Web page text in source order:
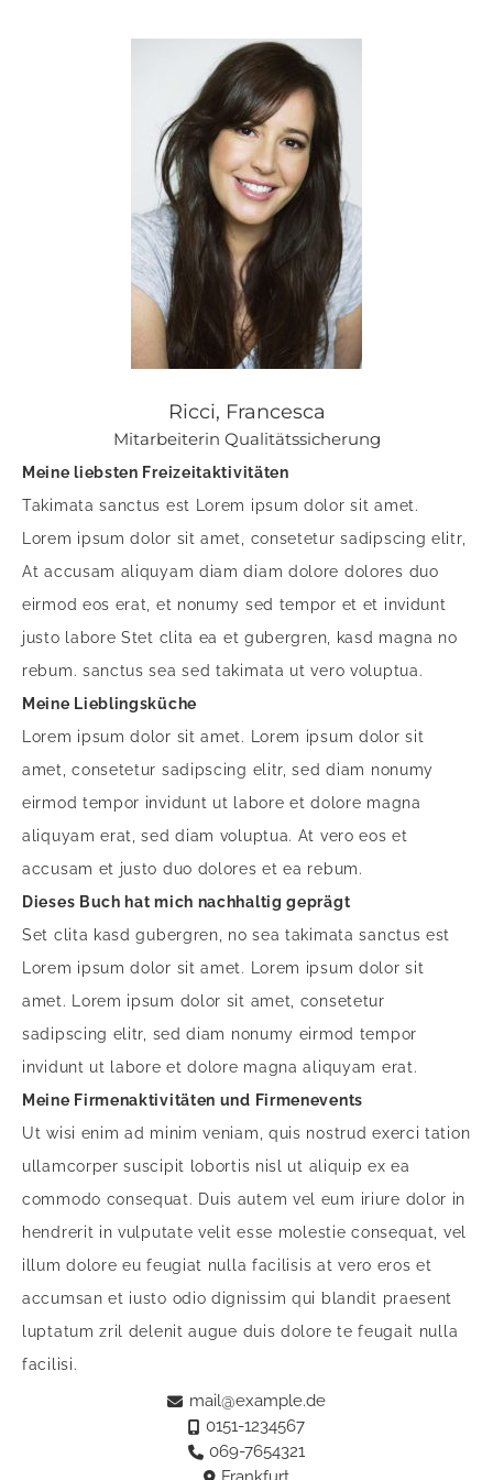
Ricci, Francesca
Mitarbeiterin Qualitätssicherung
0151-1234567
069-7654321
mail@example.de
Meine liebsten Freizeitaktivitäten
Takimata sanctus est Lorem ipsum dolor sit amet.
Lorem ipsum dolor sit amet, consetetur sadipscing elitr,
At accusam aliquyam diam diam dolore dolores duo
eirmod eos erat, et nonumy sed tempor et et invidunt
justo labore Stet clita ea et gubergren, kasd magna no
rebum. sanctus sea sed takimata ut vero voluptua.
Meine Lieblingsküche
Lorem ipsum dolor sit amet. Lorem ipsum dolor sit
amet, consetetur sadipscing elitr, sed diam nonumy
eirmod tempor invidunt ut labore et dolore magna
aliquyam erat, sed diam voluptua. At vero eos et
accusam et justo duo dolores et ea rebum.
Dieses Buch hat mich nachhaltig geprägt
Set clita kasd gubergren, no sea takimata sanctus est
Lorem ipsum dolor sit amet. Lorem ipsum dolor sit
amet. Lorem ipsum dolor sit amet, consetetur
sadipscing elitr, sed diam nonumy eirmod tempor
invidunt ut labore et dolore magna aliquyam erat.
Meine Firmenaktivitäten und Firmenevents
Ut wisi enim ad minim veniam, quis nostrud exerci tation
ullamcorper suscipit lobortis nisl ut aliquip ex ea
commodo consequat. Duis autem vel eum iriure dolor in
hendrerit in vulputate velit esse molestie consequat, vel
illum dolore eu feugiat nulla facilisis at vero eros et
accumsan et iusto odio dignissim qui blandit praesent
luptatum zril delenit augue duis dolore te feugait nulla
facilisi.